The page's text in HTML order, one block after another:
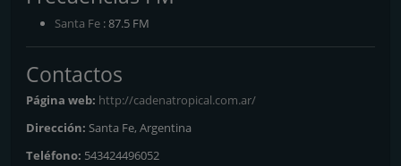
Santa Fe : 87.5 FM
Contactos
Página web: http://cadenatropical.com.ar/
Dirección: Santa Fe, Argentina
Teléfono: 543424496052